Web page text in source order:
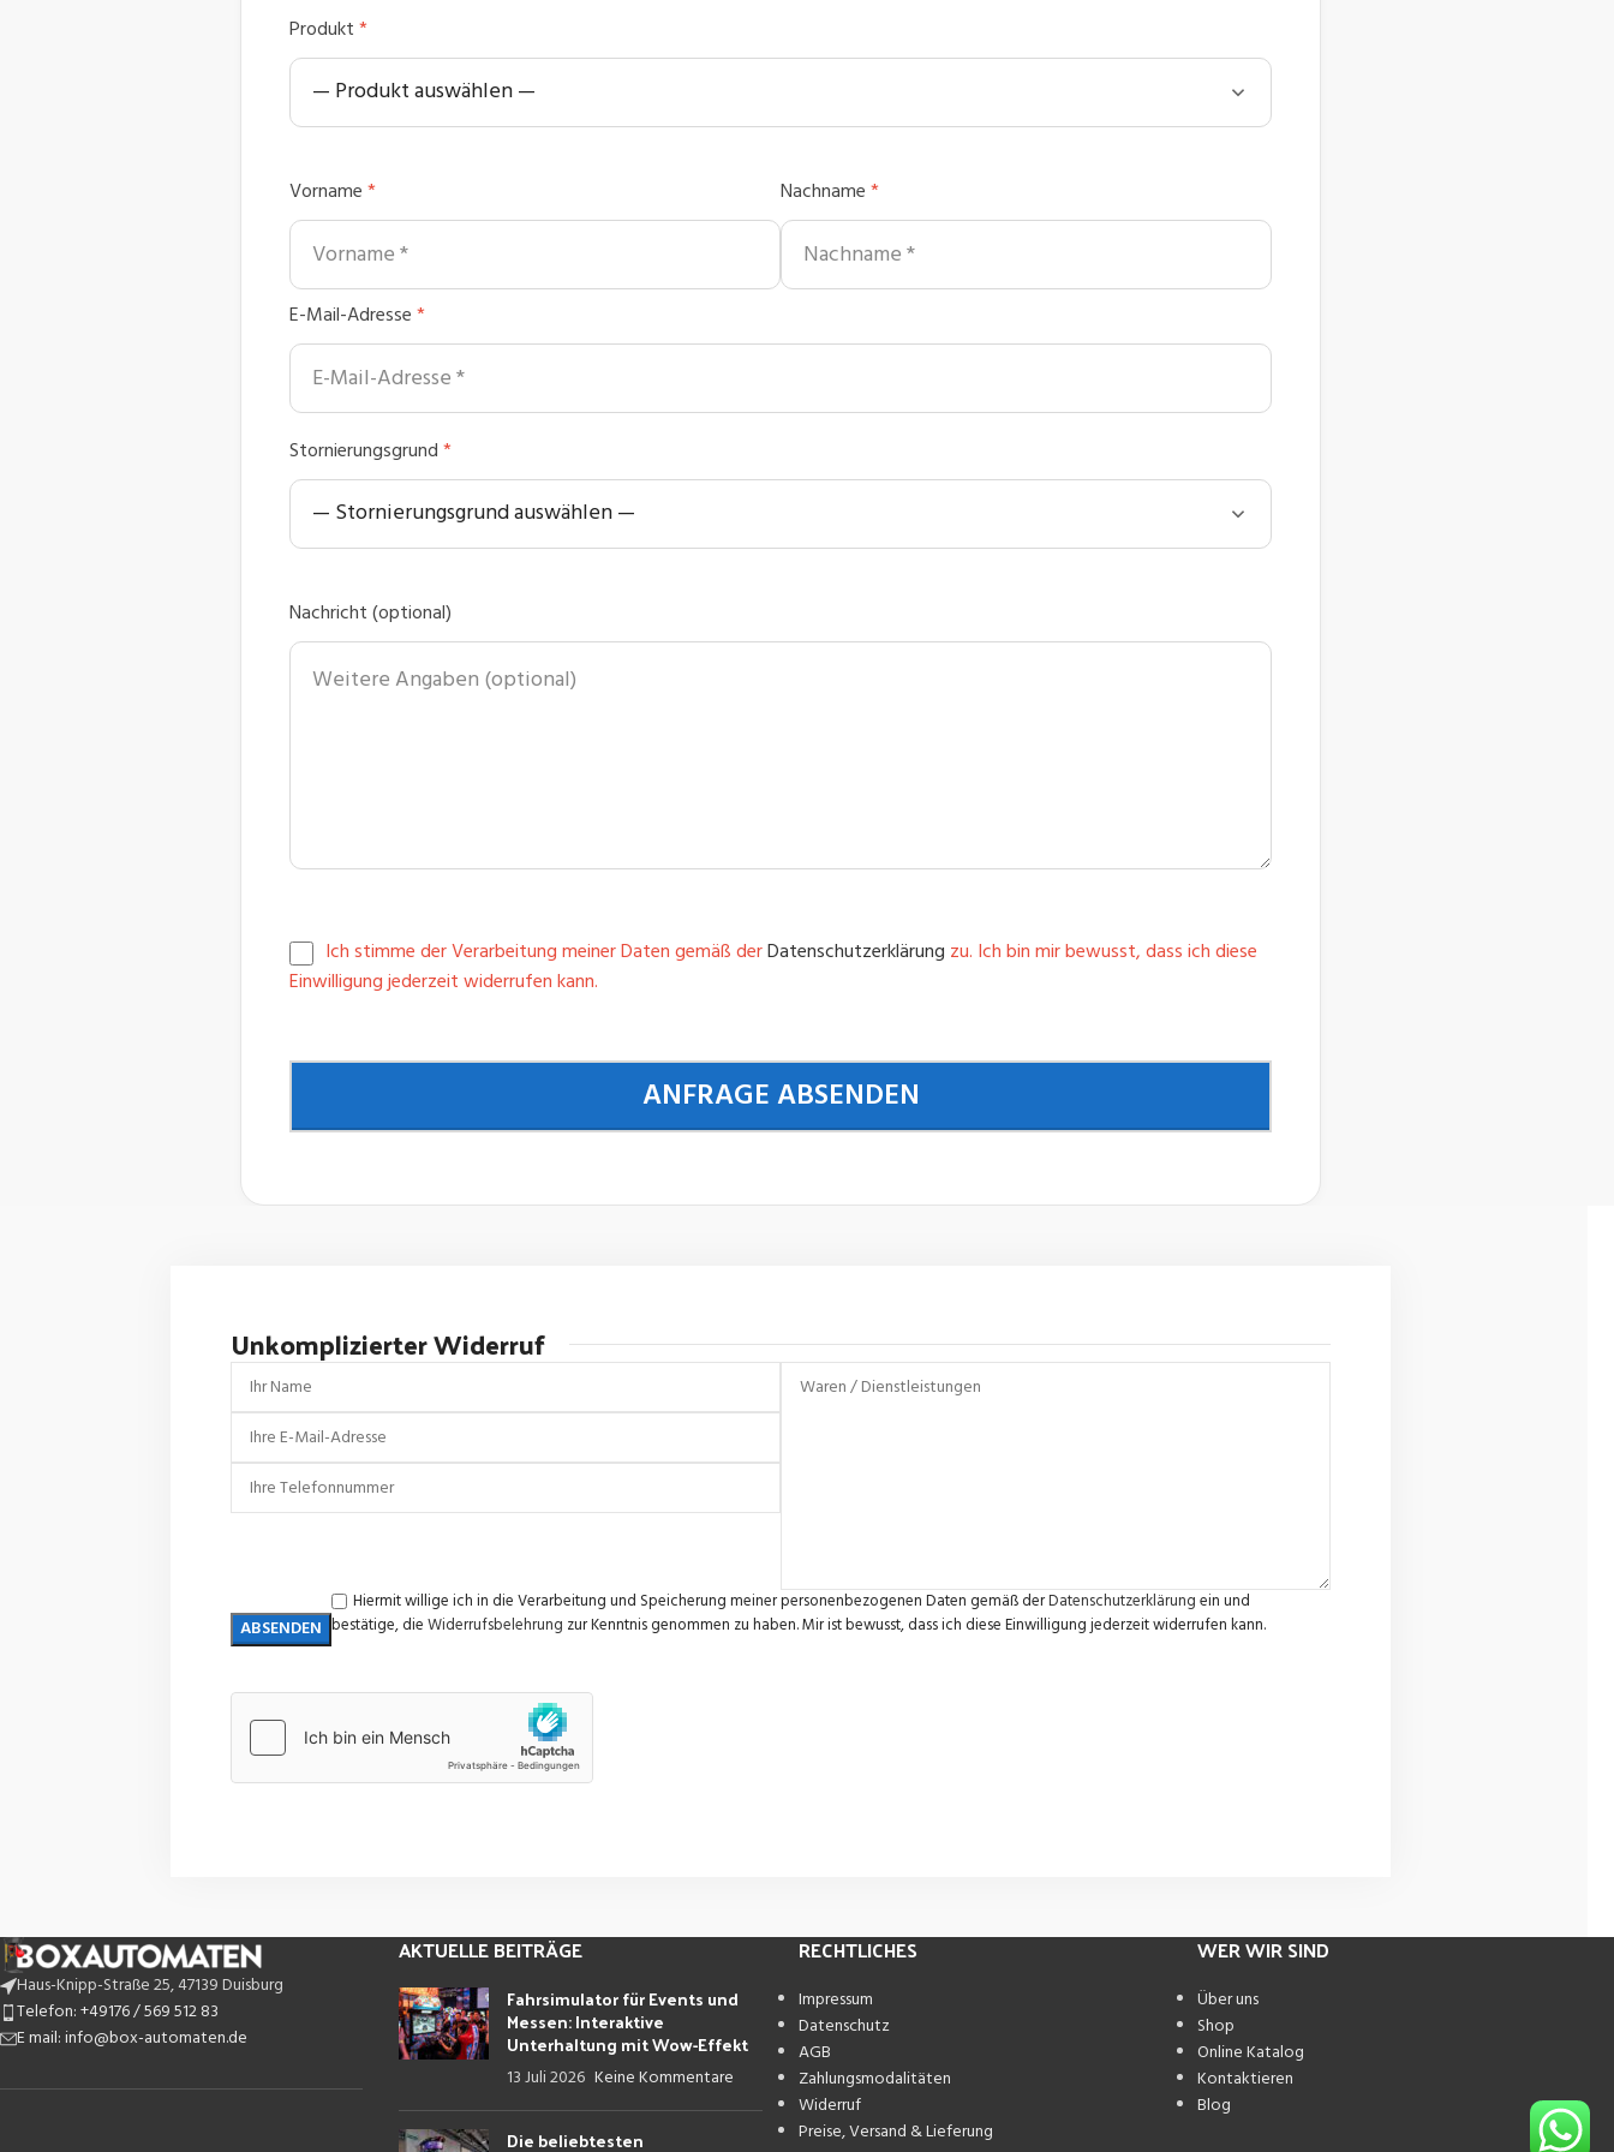
Produkt*
Vorname* Nachname*
E-Mail-Adresse*
Stornierungsgrund*
Nachricht (optional)
Ich stimme der Verarbeitung meiner Daten gemäß derDatenschutzerklärung zu. Ich bin mir bewusst, dass ich diese
Einwilligung jederzeit widerrufen kann.
Unkomplizierter Widerruf
Hiermit willige ich in die Verarbeitung und Speicherung meiner personenbezogenen Daten gemäß derDatenschutzerklärungein und
bestätige, dieWiderrufsbelehrung zur Kenntnis genommen zu haben. Mir ist bewusst, dass ich diese Einwilligung jederzeit widerrufen kann.
Haus-Knipp-Straße 25, 47139 Duisburg
Telefon: +49176 / 569 512 83
E mail: info@box-automaten.de
AKTUELLE BEITRÄGE
Fahrsimulator für Events und
Messen: Interaktive
Unterhaltung mit Wow-Effekt
13 Juli 2026 Keine Kommentare
Die beliebtesten
RECHTLICHES
Impressum
Datenschutz
AGB
Zahlungsmodalitäten
Widerruf
Preise, Versand & Lieferung
WER WIR SIND
Über uns
Shop
Online Katalog
Kontaktieren
Blog